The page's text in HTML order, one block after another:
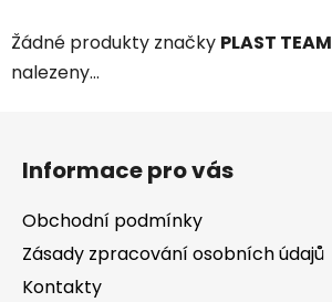
Žádné produkty značky PLAST TEAM
nalezeny...
Informace pro vás
Obchodní podmínky
Zásady zpracování osobních údajů
Kontakty